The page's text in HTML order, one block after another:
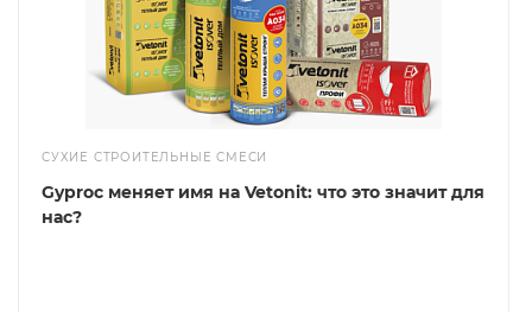
СУХИЕ СТРОИТЕЛЬНЫЕ СМЕСИ
Gyproc меняет имя на Vetonit: что это значит для
нас?